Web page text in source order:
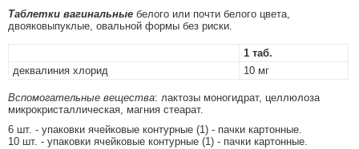
Таблетки вагинальные белого или почти белого цвета,
двояковыпуклые, овальной формы без риски.
1 таб.
деквалиния хлорид
10 мг
Вспомогательные вещества: лактозы моногидрат, целлюлоза
микрокристаллическая, магния стеарат.
6 шт. - упаковки ячейковые контурные (1) - пачки картонные.
10 шт. - упаковки ячейковые контурные (1) - пачки картонные.